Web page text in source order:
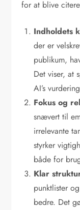
for at blive
Indholdets
der er
publikum,
Det viser, at
AI’s
Fokus og
snævert til
irrelevante
styrker
både for
Klar
punktlister
bedre. Det